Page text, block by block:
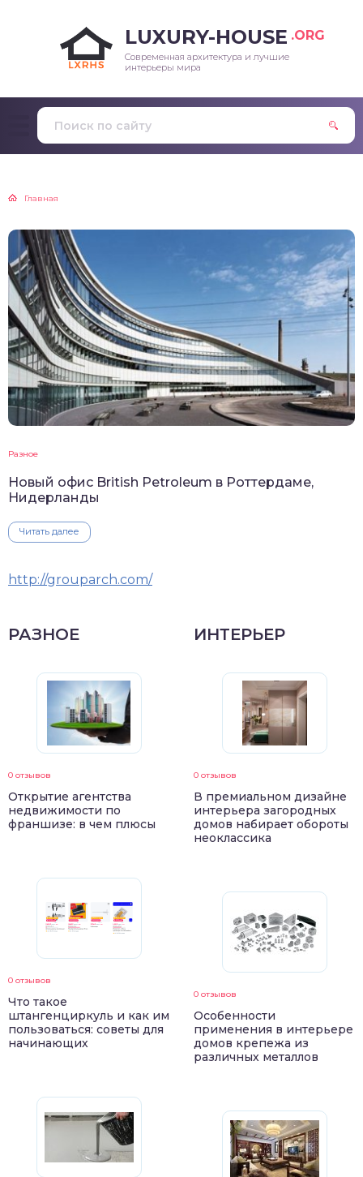
LUXURY-HOUSE .ORG
Современная архитектура и лучшие
интерьеры мира
Главная
Разное
Новый офис British Petroleum в Роттердаме,
Нидерланды
Читать далее
http://grouparch.com/
РАЗНОЕ
0 отзывов
Открытие агентства
недвижимости по
франшизе: в чем плюсы
0 отзывов
Что такое
штангенциркуль и как им
пользоваться: советы для
начинающих
ИНТЕРЬЕР
0 отзывов
В премиальном дизайне
интерьера загородных
домов набирает обороты
неоклассика
0 отзывов
Особенности
применения в интерьере
домов крепежа из
различных металлов